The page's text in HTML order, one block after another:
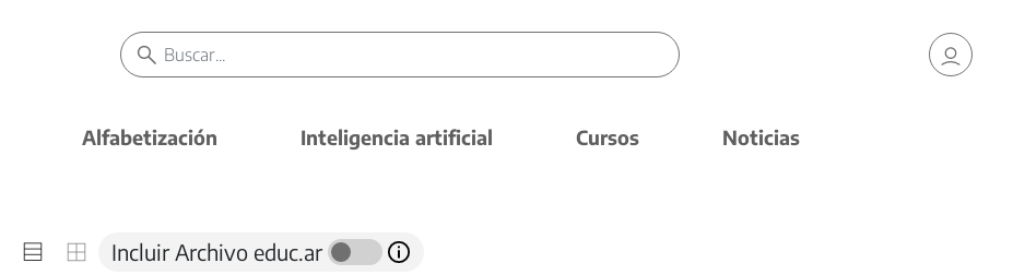
Alfabetización Inteligencia artificial Cursos Noticias
Incluir Archivo educ.ar